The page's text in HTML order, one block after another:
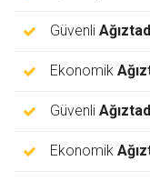
Güvenli
Ekonomik
Güvenli
Ekonomik